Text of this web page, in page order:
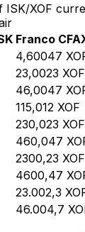
ISK/XOF
Franco CFA
4,60047
23,0023 XOF
46,0047
115,012 XOF
230,023 XOF
460,047
2300,23 XOF
4600,47
23.002,3
46.004,7